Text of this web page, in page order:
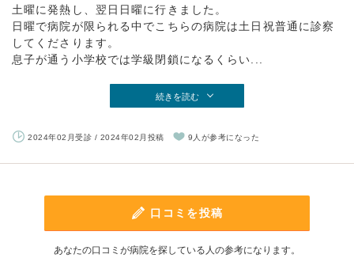
土曜に発熱し、翌日日曜に行きました。
日曜で病院が限られる中でこちらの病院は土日祝普通に診察
してくださります。
息子が通う小学校では学級閉鎖になるくらい...
続きを読む
2024年02月受診 / 2024年02月投稿 9人が参考になった
口コミを投稿
あなたの口コミが病院を探している人の参考になります。